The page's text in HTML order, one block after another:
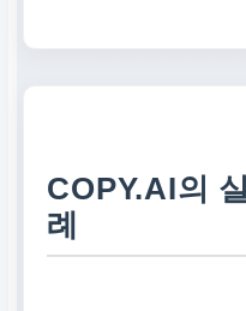
COPY.AI의
례